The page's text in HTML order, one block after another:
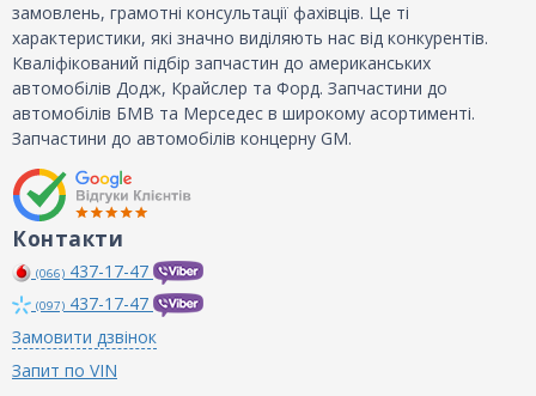
замовлень, грамотні консультації фахівців. Це ті
характеристики, які значно виділяють нас від конкурентів.
Кваліфікований підбір запчастин до американських
автомобілів Додж, Крайслер та Форд. Запчастини до
автомобілів БМВ та Мерседес в широкому асортименті.
Запчастини до автомобілів концерну GM.
Контакти
(066) 437-17-47
(097) 437-17-47
Замовити дзвінок
Запит по VIN